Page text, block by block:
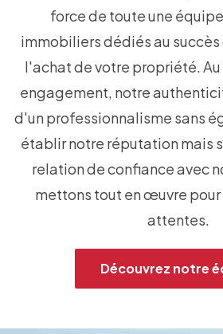
force de toute une
immobiliers dédiés au succès
l'achat de votre propriété. Au
engagement, notre
d'un professionnalisme sans
établir notre réputation mais
relation de confiance avec
mettons tout en œuvre
attentes.
Découvrez notre